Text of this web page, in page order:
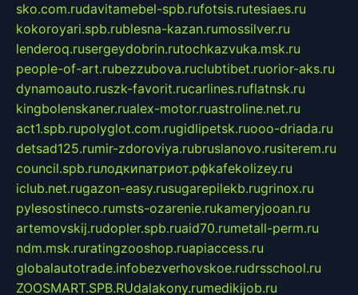
sko.com.rudavitamebel-spb.rufotsis.rutesiaes.ru
kokoroyari.spb.rublesna-kazan.rumossilver.ru
lenderoq.rusergeydobrin.rutochkazvuka.msk.ru
people-of-art.rubezzubova.ruclubtibet.ruorior-aks.ru
dynamoauto.ruszk-favorit.rucarlines.ruflatnsk.ru
kingbolenskaner.rualex-motor.ruastroline.net.ru
act1.spb.rupolyglot.com.rugidlipetsk.ruooo-driada.ru
detsad125.rumir-zdoroviya.rubruslanovo.rusiterem.ru
council.spb.ruлодкипатриот.рфkafekolizey.ru
iclub.net.rugazon-easy.rusugarepilekb.rugrinox.ru
pylesostineco.rumsts-ozarenie.rukameryjooan.ru
artemovskij.rudopler.spb.ruaid70.rumetall-perm.ru
ndm.msk.ruratingzooshop.ruapiaccess.ru
globalautotrade.infobezverhovskoe.rudrsschool.ru
ZOOSMART.SPB.RUdalakony.rumedikijob.ru